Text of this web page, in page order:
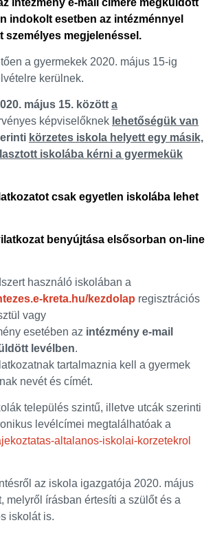
intézmény e-mail címére megküldött
indokolt esetben az intézménnyel
személyes megjelenéssel.
a gyermekek 2020. május 15-ig
kerülnek.
május 15. között a
képviselőknek lehetőségük van
körzetes iskola helyett egy másik,
iskolába kérni a gyermekük
csak egyetlen iskolába lehet
benyújtása elsősorban on-line
használó iskolában a
kreta.hu/kezdolap regisztrációs
vagy
esetében az intézmény e-mail
levélben.
tartalmaznia kell a gyermek
nevét és címét.
település szintű, illetve utcák szerinti
levélcímei megtalálhatóak a
altalanos-iskolai-korzetekrol
az iskola igazgatója 2020. május
melyről írásban értesíti a szülőt és a
iskolát is.